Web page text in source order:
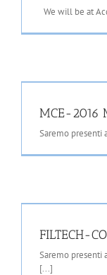
We will be at
MCE-2016
Saremo presenti
FILTECH-
Saremo presenti
[...]